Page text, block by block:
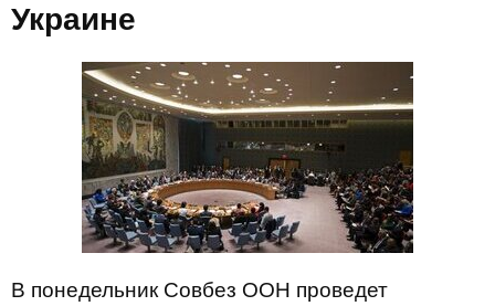
Украине
В понедельник Совбез ООН проведет